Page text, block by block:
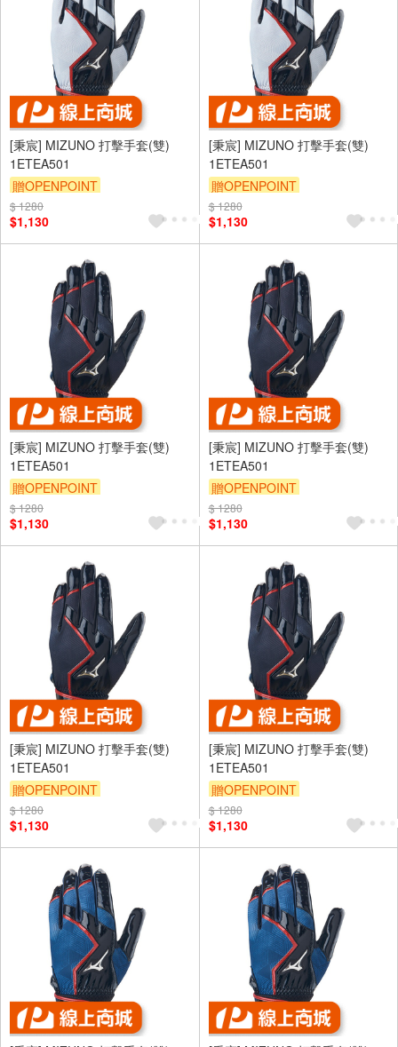
[秉宸] MIZUNO 打擊手套(雙)
1ETEA501
贈OPENPOINT
$ 1280
$1,130
[秉宸] MIZUNO 打擊手套(雙)
1ETEA501
贈OPENPOINT
$ 1280
$1,130
[秉宸] MIZUNO 打擊手套(雙)
1ETEA501
贈OPENPOINT
$ 1280
$1,130
[秉宸] MIZUNO 打擊手套(雙)
1ETEA501
贈OPENPOINT
$ 1280
$1,130
[秉宸] MIZUNO 打擊手套(雙)
1ETEA501
贈OPENPOINT
$ 1280
$1,130
[秉宸] MIZUNO 打擊手套(雙)
1ETEA501
贈OPENPOINT
$ 1280
$1,130